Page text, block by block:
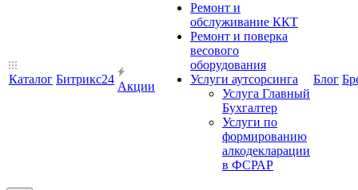
Каталог Битрикс24
Акции
Ремонт и
обслуживание ККТ
Ремонт и поверка
весового
оборудования
Услуги аутсорсинга
Услуга Главный
Бухгалтер
Услуги по
формированию
алкодекларации
в ФСРАР
Блог